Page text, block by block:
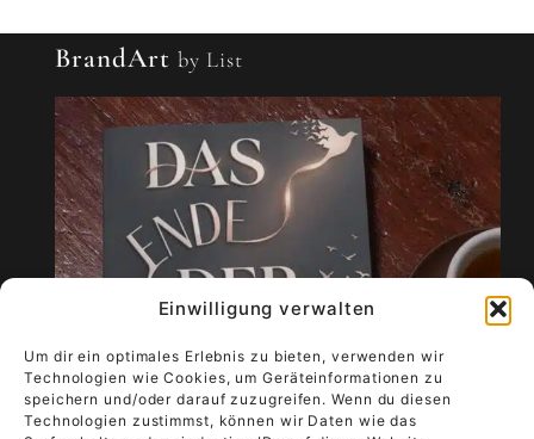
Einwilligung verwalten
Um dir ein optimales Erlebnis zu bieten, verwenden wir
Technologien wie Cookies, um Geräteinformationen zu
speichern und/oder darauf zuzugreifen. Wenn du diesen
Technologien zustimmst, können wir Daten wie das
BrandArt by List